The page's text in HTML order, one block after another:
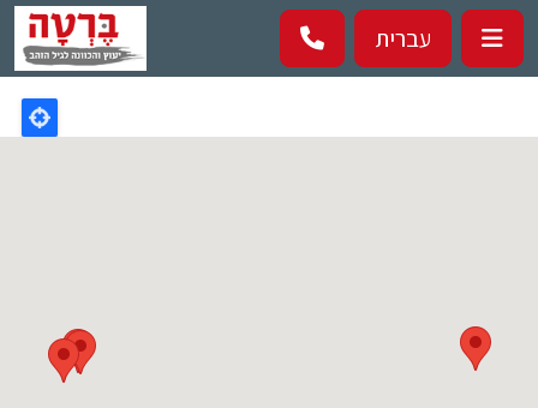
Перейти к основному содержанию
עברית